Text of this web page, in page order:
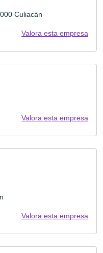
Culiacán
Valora esta empresa
Valora esta empresa
Valora esta empresa